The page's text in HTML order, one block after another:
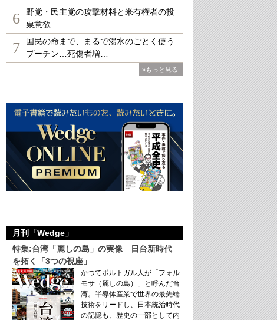
6
野党・民主党の攻撃材料と米有権者の投
票意欲
7
国民の命まで、まるで湯水のごとく使う
プーチン…死傷者増…
»もっと見る
月刊「Wedge」
特集:台湾「麗しの島」の実像 日台新時代
を拓く「3つの視座」
かつてポルトガル人が「フォル
モサ（麗しの島）」と呼んだ台
湾。半導体産業で世界の最先端
技術をリードし、日本統治時代
の記憶も、歴史の一部として内